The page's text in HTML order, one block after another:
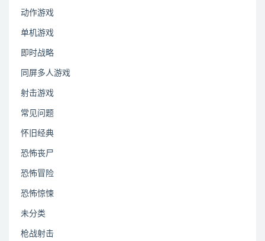
动作游戏
单机游戏
即时战略
同屏多人游戏
射击游戏
常见问题
怀旧经典
恐怖丧尸
恐怖冒险
恐怖惊悚
未分类
枪战射击